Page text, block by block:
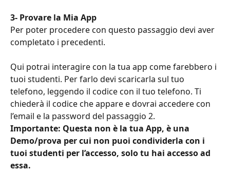
3- Provare la Mia App
Per poter procedere con questo passaggio devi aver
completato i precedenti.
Qui potrai interagire con la tua app come farebbero i
tuoi studenti. Per farlo devi scaricarla sul tuo
telefono, leggendo il codice con il tuo telefono. Ti
chiederà il codice che appare e dovrai accedere con
l’email e la password del passaggio 2.
Importante: Questa non è la tua App, è una
Demo/prova per cui non puoi condividerla con i
tuoi studenti per l’accesso, solo tu hai accesso ad
essa.